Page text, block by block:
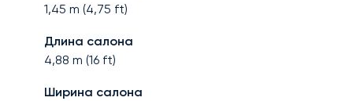
1,45 m (4,75 ft)
Длина салона
4,88 m (16 ft)
Ширина салона